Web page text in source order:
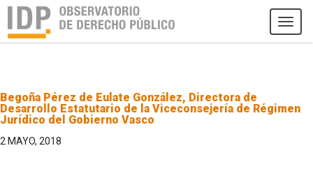
Begoña Pérez de Eulate González, Directora de
Desarrollo Estatutario de la Viceconsejería de Régimen
Jurídico del Gobierno Vasco
2 MAYO, 2018